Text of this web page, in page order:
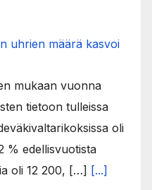
uhrien määrä kasvoi
mukaan vuonna
tietoon tulleissa
oli
% edellisvuotista
oli 12 200, […] [...]